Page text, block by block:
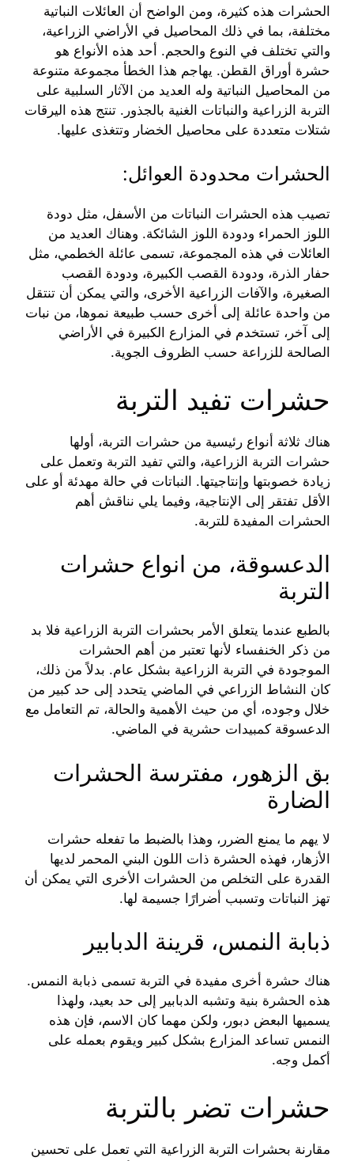
الحشرات هذه كثيرة، ومن الواضح أن العائلات النباتية
مختلفة، بما في ذلك المحاصيل في الأراضي الزراعية،
والتي تختلف في النوع والحجم. أحد هذه الأنواع هو
حشرة أوراق القطن. يهاجم هذا الخطأ مجموعة متنوعة
من المحاصيل النباتية وله العديد من الآثار السلبية على
التربة الزراعية والنباتات الغنية بالجذور. تنتج هذه اليرقات
شتلات متعددة على محاصيل الخضار وتتغذى عليها.
الحشرات محدودة العوائل:
تصيب هذه الحشرات النباتات من الأسفل، مثل دودة
اللوز الحمراء ودودة اللوز الشائكة. وهناك العديد من
العائلات في هذه المجموعة، تسمى عائلة الخطمي، مثل
حفار الذرة، ودودة القصب الكبيرة، ودودة القصب
الصغيرة، والآفات الزراعية الأخرى، والتي يمكن أن تنتقل
من واحدة عائلة إلى أخرى حسب طبيعة نموها، من نبات
إلى آخر، تستخدم في المزارع الكبيرة في الأراضي
الصالحة للزراعة حسب الظروف الجوية.
حشرات تفيد التربة
هناك ثلاثة أنواع رئيسية من حشرات التربة، أولها
حشرات التربة الزراعية، والتي تفيد التربة وتعمل على
زيادة خصوبتها وإنتاجيتها. النباتات في حالة مهدئة أو على
الأقل تفتقر إلى الإنتاجية، وفيما يلي نناقش أهم
الحشرات المفيدة للتربة.
الدعسوقة، من انواع حشرات
التربة
بالطبع عندما يتعلق الأمر بحشرات التربة الزراعية فلا بد
من ذكر الخنفساء لأنها تعتبر من أهم الحشرات
الموجودة في التربة الزراعية بشكل عام. بدلاً من ذلك،
كان النشاط الزراعي في الماضي يتحدد إلى حد كبير من
خلال وجوده، أي من حيث الأهمية والحالة، تم التعامل مع
الدعسوقة كمبيدات حشرية في الماضي.
بق الزهور، مفترسة الحشرات
الضارة
لا يهم ما يمنع الضرر، وهذا بالضبط ما تفعله حشرات
الأزهار، فهذه الحشرة ذات اللون البني المحمر لديها
القدرة على التخلص من الحشرات الأخرى التي يمكن أن
تهز النباتات وتسبب أضرارًا جسيمة لها.
ذبابة النمس، قرينة الدبابير
هناك حشرة أخرى مفيدة في التربة تسمى ذبابة النمس.
هذه الحشرة بنية وتشبه الدبابير إلى حد بعيد، ولهذا
يسميها البعض دبور، ولكن مهما كان الاسم، فإن هذه
النمس تساعد المزارع بشكل كبير ويقوم بعمله على
أكمل وجه.
حشرات تضر بالتربة
مقارنة بحشرات التربة الزراعية التي تعمل على تحسين